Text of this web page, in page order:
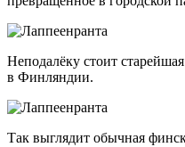
Неподалёку стоит
в Финляндии.
Так выглядит обычная